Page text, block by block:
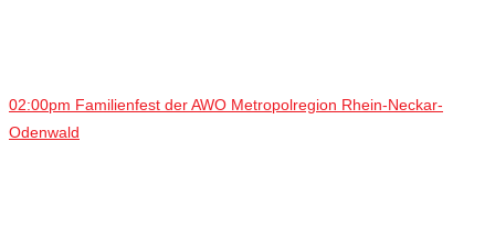
02:00pm Familienfest der AWO Metropolregion Rhein-Neckar-
Odenwald